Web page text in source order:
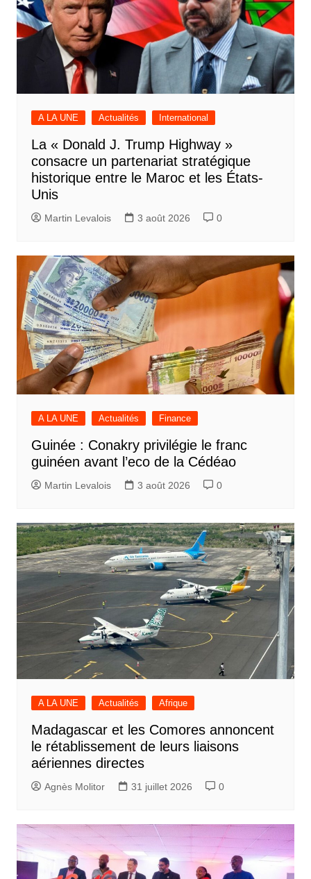
A LA UNE Actualités International
La « Donald J. Trump Highway »
consacre un partenariat stratégique
historique entre le Maroc et les États-
Unis
Martin Levalois 3 août 2026 0
A LA UNE Actualités Finance
Guinée : Conakry privilégie le franc
guinéen avant l’eco de la Cédéao
Martin Levalois 3 août 2026 0
A LA UNE Actualités Afrique
Madagascar et les Comores annoncent
le rétablissement de leurs liaisons
aériennes directes
Agnès Molitor 31 juillet 2026 0